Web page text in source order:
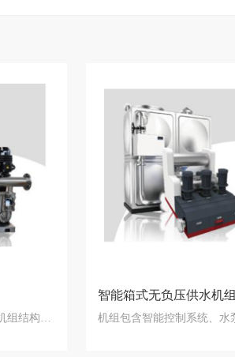
设备由2至4个并联的水泵组成，机组结构简单，…
智能箱式无负压供水机组